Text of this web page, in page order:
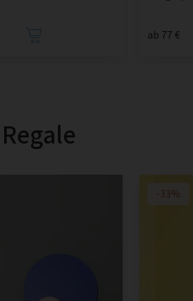
ab 77 €
Regale
-33%